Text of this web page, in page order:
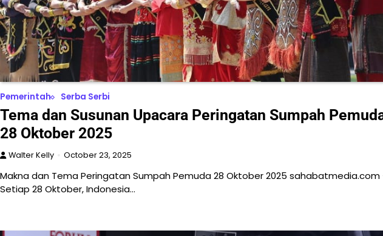
Pemerintah Serba Serbi
Tema dan Susunan Upacara Peringatan Sumpah
28 Oktober 2025
Walter Kelly October 23, 2025
Makna dan Tema Peringatan Sumpah Pemuda 28 Oktober 2025 sahabatmedia.com
Setiap 28 Oktober, Indonesia…